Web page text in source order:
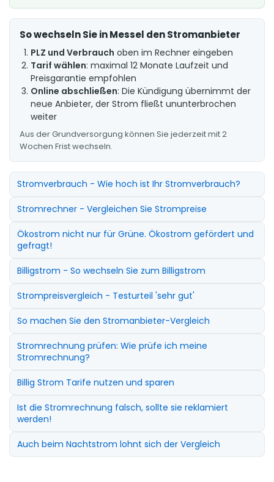
So wechseln Sie in Messel den Stromanbieter
PLZ und Verbrauch oben im Rechner eingeben
Tarif wählen: maximal 12 Monate Laufzeit und
Preisgarantie empfohlen
Online abschließen: Die Kündigung übernimmt der
neue Anbieter, der Strom fließt ununterbrochen
weiter
Aus der Grundversorgung können Sie jederzeit mit 2
Wochen Frist wechseln.
Stromverbrauch - Wie hoch ist Ihr Stromverbrauch?
Stromrechner - Vergleichen Sie Strompreise
Ökostrom nicht nur für Grüne. Ökostrom gefördert und
gefragt!
Billigstrom - So wechseln Sie zum Billigstrom
Strompreisvergleich - Testurteil 'sehr gut'
So machen Sie den Stromanbieter-Vergleich
Stromrechnung prüfen: Wie prüfe ich meine
Stromrechnung?
Billig Strom Tarife nutzen und sparen
Ist die Stromrechnung falsch, sollte sie reklamiert
werden!
Auch beim Nachtstrom lohnt sich der Vergleich